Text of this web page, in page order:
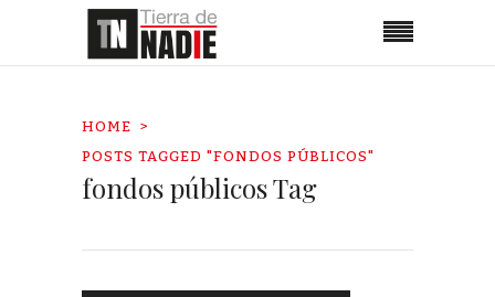
HOME
POSTS TAGGED "FONDOS PÚBLICOS"
fondos públicos Tag